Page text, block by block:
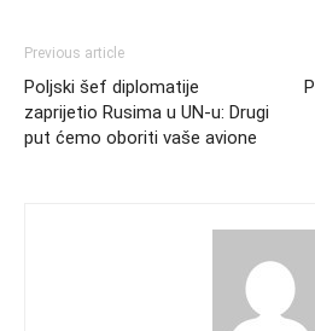
Previous article
Poljski šef diplomatije
zaprijetio Rusima u UN-u: Drugi
put ćemo oboriti vaše avione